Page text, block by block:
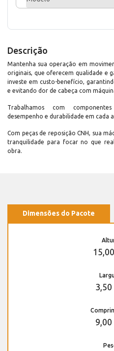
Descrição
Mantenha sua operação em
originais, que oferecem qualidade e
investe em custo-benefício,
e evitando dor de cabeça com
Trabalhamos com
desempenho e durabilidade em cada
Com peças de reposição CNH, sua
tranquilidade para focar no que
obra.
Dimensões do Pacote
3,50
9,00